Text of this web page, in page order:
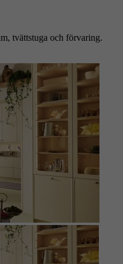
tvättstuga och förvaring.